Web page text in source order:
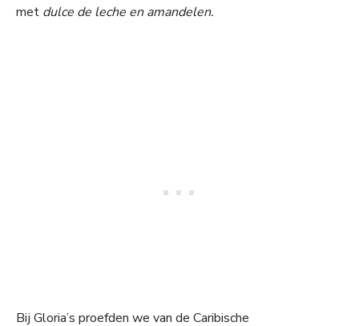
met dulce de leche en amandelen.
Bij Gloria’s proefden we van de Caribische